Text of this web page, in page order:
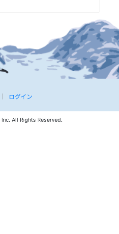
ログイン
All Rights Reserved.